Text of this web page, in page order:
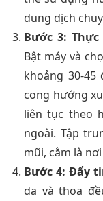
dung dịch
Bước 3: Thực
Bật máy và
khoảng 30-
cong hướng
liên tục theo
ngoài. Tập
mũi, cằm là
Bước 4: Đẩy
da và thoa